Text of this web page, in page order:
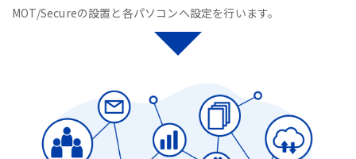
MOT/Secureの設置と各パソコンへ設定を行います。